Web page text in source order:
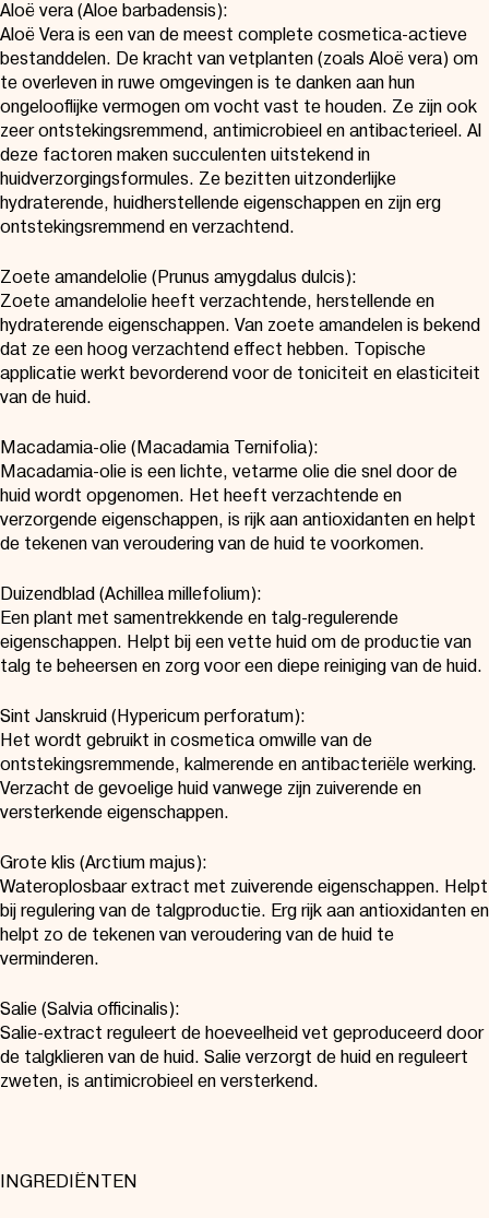
Aloë vera (Aloe barbadensis):
Aloë Vera is een van de meest complete cosmetica-actieve
bestanddelen. De kracht van vetplanten (zoals Aloë vera) om
te overleven in ruwe omgevingen is te danken aan hun
ongelooflijke vermogen om vocht vast te houden. Ze zijn ook
zeer ontstekingsremmend, antimicrobieel en antibacterieel. Al
deze factoren maken succulenten uitstekend in
huidverzorgingsformules. Ze bezitten uitzonderlijke
hydraterende, huidherstellende eigenschappen en zijn erg
ontstekingsremmend en verzachtend.
Zoete amandelolie (Prunus amygdalus dulcis):
Zoete amandelolie heeft verzachtende, herstellende en
hydraterende eigenschappen. Van zoete amandelen is bekend
dat ze een hoog verzachtend effect hebben. Topische
applicatie werkt bevorderend voor de toniciteit en elasticiteit
van de huid.
Macadamia-olie (Macadamia Ternifolia):
Macadamia-olie is een lichte, vetarme olie die snel door de
huid wordt opgenomen. Het heeft verzachtende en
verzorgende eigenschappen, is rijk aan antioxidanten en helpt
de tekenen van veroudering van de huid te voorkomen.
Duizendblad (Achillea millefolium):
Een plant met samentrekkende en talg-regulerende
eigenschappen. Helpt bij een vette huid om de productie van
talg te beheersen en zorg voor een diepe reiniging van de huid.
Sint Janskruid (Hypericum perforatum):
Het wordt gebruikt in cosmetica omwille van de
ontstekingsremmende, kalmerende en antibacteriële werking.
Verzacht de gevoelige huid vanwege zijn zuiverende en
versterkende eigenschappen.
Grote klis (Arctium majus):
Wateroplosbaar extract met zuiverende eigenschappen. Helpt
bij regulering van de talgproductie. Erg rijk aan antioxidanten en
helpt zo de tekenen van veroudering van de huid te
verminderen.
Salie (Salvia officinalis):
Salie-extract reguleert de hoeveelheid vet geproduceerd door
de talgklieren van de huid. Salie verzorgt de huid en reguleert
zweten, is antimicrobieel en versterkend.
INGREDIËNTEN